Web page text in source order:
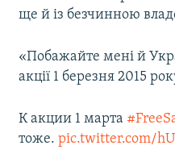
ще й із безчинною
«Побажайте мені й
акції 1 березня 2015
К акции 1 марта
тоже.pic.twitter.com/